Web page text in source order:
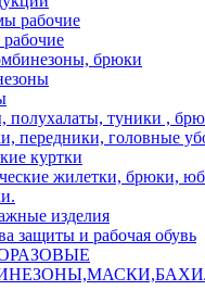
рабочие
брюки
полухалаты, туники ,
передники, головные
куртки
жилетки, брюки,
изделия
защиты и рабочая обувь